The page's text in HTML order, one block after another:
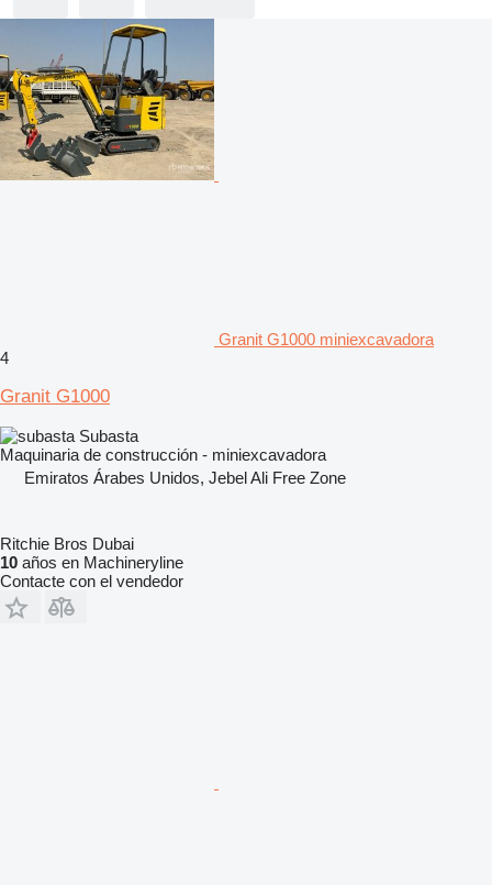
Granit G1000 miniexcavadora
4
Granit G1000
Subasta
Maquinaria de construcción - miniexcavadora
Emiratos Árabes Unidos, Jebel Ali Free Zone
Ritchie Bros Dubai
10 años en Machineryline
Contacte con el vendedor